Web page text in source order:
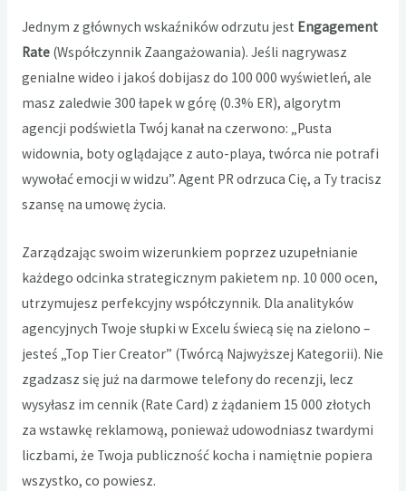
Jednym z głównych wskaźników odrzutu jest Engagement
Rate(Współczynnik Zaangażowania). Jeśli nagrywasz
genialne wideo i jakoś dobijasz do 100 000 wyświetleń, ale
masz zaledwie 300 łapek w górę (0.3% ER), algorytm
agencji podświetla Twój kanał na czerwono: „Pusta
widownia, boty oglądające z auto-playa, twórca nie potrafi
wywołać emocji w widzu”. Agent PR odrzuca Cię, a Ty tracisz
szansę na umowę życia.
Zarządzając swoim wizerunkiem poprzez uzupełnianie
każdego odcinka strategicznym pakietem np. 10 000 ocen,
utrzymujesz perfekcyjny współczynnik. Dla analityków
agencyjnych Twoje słupki w Excelu świecą się na zielono –
jesteś „Top Tier Creator” (Twórcą Najwyższej Kategorii). Nie
zgadzasz się już na darmowe telefony do recenzji, lecz
wysyłasz im cennik (Rate Card) z żądaniem 15 000 złotych
za wstawkę reklamową, ponieważ udowodniasz twardymi
liczbami, że Twoja publiczność kocha i namiętnie popiera
wszystko, co powiesz.